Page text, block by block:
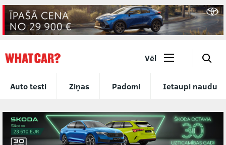
Auto testi Ziņas Padomi Ietaupi naudu
Vēl 🔎